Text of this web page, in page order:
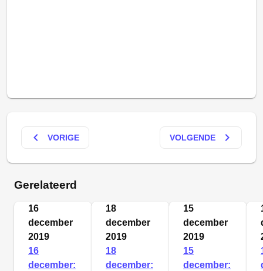
keyboard_arrow_left VORIGE VOLGENDE keyboard_arrow_right
Gerelateerd
16
december
2019
16
december:
18
december
2019
18
december:
15
december
2019
15
december: